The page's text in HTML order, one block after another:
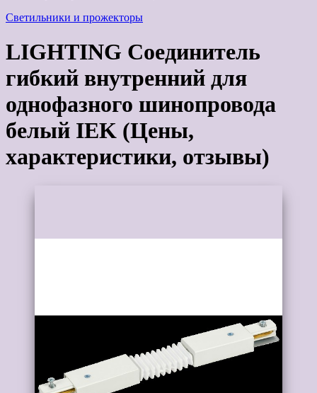
Светильники и прожекторы
LIGHTING Соединитель
гибкий внутренний для
однофазного шинопровода
белый IEK (Цены,
характеристики, отзывы)